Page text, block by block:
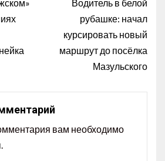
Водитель в белой
рубашке: начал
курсировать новый
маршрут до посёлка
Мазульского
вам необходимо
.